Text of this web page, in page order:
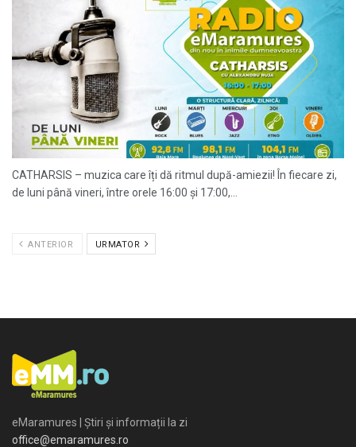
CATHARSIS – muzica care îți dă ritmul după-amiezii! În fiecare zi,
de luni până vineri, între orele 16:00 și 17:00,...
ANTERIOR URMATOR
eMaramures | Știri și informații la zi
office@emaramures.ro